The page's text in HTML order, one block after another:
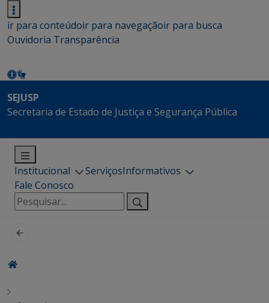
ir para conteúdoir para navegaçãoir para busca
Ouvidoria Transparência
SEJUSP
Secretaria de Estado de Justiça e Segurança Pública
Institucional ServiçosInformativos
Fale Conosco
Pesquisar
por: